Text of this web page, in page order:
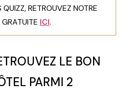
RETROUVEZ NOTRE
GRATUITE ICI.
LE BON
PARMI 2